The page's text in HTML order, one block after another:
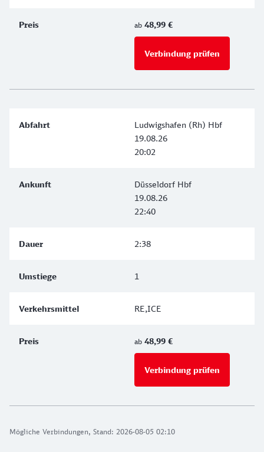
Mögliche Verbindungen, Stand: 2026-08-05 02:10
ab 48,99 €
Verbindung prüfen
Ludwigshafen (Rh) Hbf
19.08.26
20:02
Düsseldorf Hbf
19.08.26
22:40
2:38
1
RE,ICE
ab 48,99 €
Verbindung prüfen